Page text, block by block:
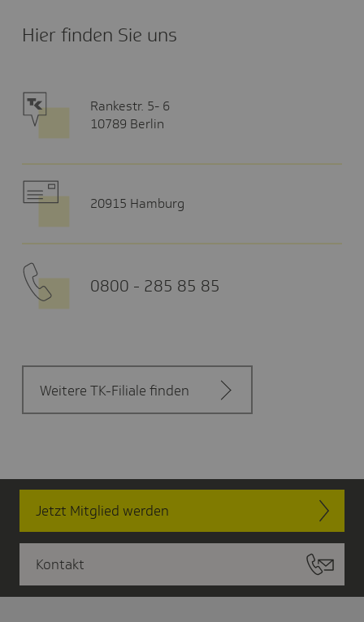
Hier finden Sie uns
Rankestr. 5- 6
10789 Berlin
20915 Hamburg
0800 - 285 85 85
Weitere TK-Filiale finden
Jetzt Mitglied werden
Kontakt